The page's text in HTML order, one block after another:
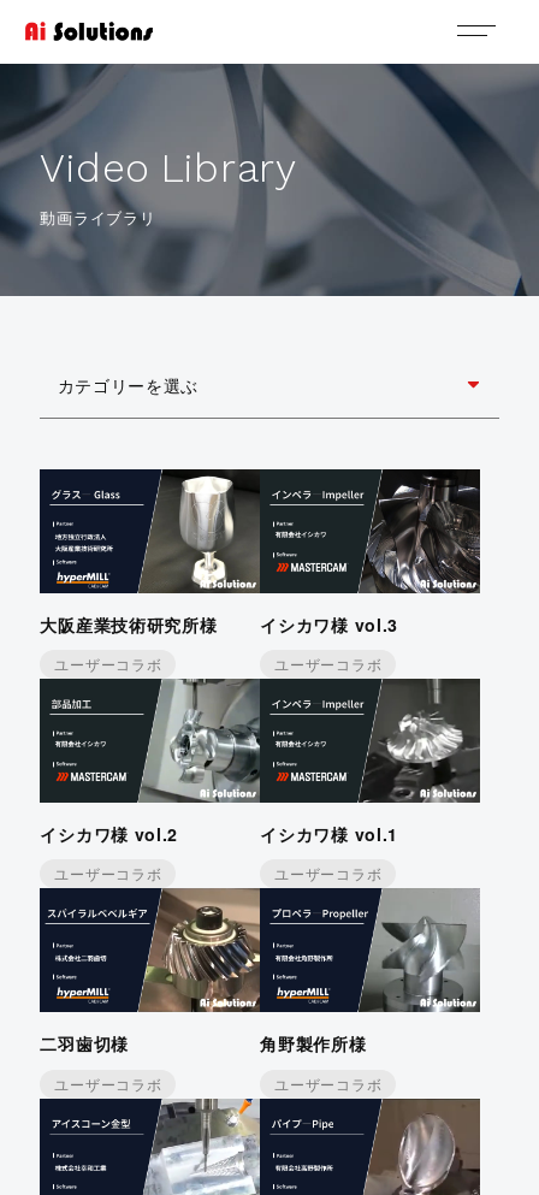
Video Library
動画ライブラリ
カテゴリーを選ぶ
大阪産業技術研究所様
ユーザーコラボ
イシカワ様 vol.3
ユーザーコラボ
イシカワ様 vol.2
ユーザーコラボ
イシカワ様 vol.1
ユーザーコラボ
二羽歯切様
ユーザーコラボ
角野製作所様
ユーザーコラボ